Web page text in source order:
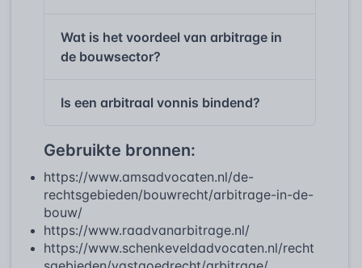
Wat is het voordeel van arbitrage in
de bouwsector?
Is een arbitraal vonnis bindend?
Gebruikte bronnen:
https://www.amsadvocaten.nl/de-
rechtsgebieden/bouwrecht/arbitrage-in-de-
bouw/
https://www.raadvanarbitrage.nl/
https://www.schenkeveldadvocaten.nl/recht